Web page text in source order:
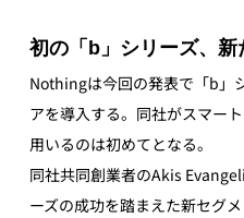
初の「b」シリーズ、新
Nothingは今回の発表で「b」
アを導入する。同社がスマー
用いるのは初めてとなる。
同社共同創業者のAkis
ーズの成功を踏まえた新セグ